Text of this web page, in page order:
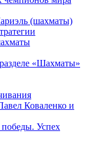
(шахматы)
«Шахматы»
Коваленко и
Успех